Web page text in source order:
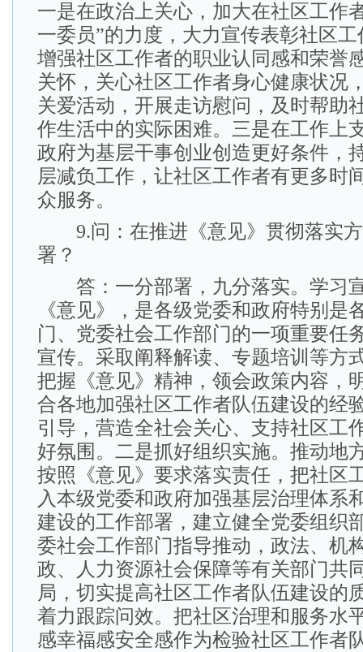
一是在政治上关心，加大在社区工作
一委员”的力度，大力宣传表彰社区
增强社区工作者的职业认同感和荣誉
关怀，关心社区工作者身心健康状况
关爱活动，开展走访慰问，及时帮助
作生活中的实际困难。三是在工作上
政府为基层干事创业创造更好条件，
层减负工作，让社区工作者有更多时
众服务。
9.问：在推进《意见》贯彻落实方
署？
答：一分部署，九分落实。学习
《意见》，是各级党委和政府特别是
门、党委社会工作部门的一项重要任
宣传。采取阐释解读、专题培训等方
把握《意见》精神，领会政策内容，
合各地加强社区工作者队伍建设的经
引导，营造全社会关心、支持社区工
好氛围。二是抓好组织实施。推动地
按照《意见》要求落实责任，把社区
入本级党委和政府加强基层治理体系
建设的工作部署，建立健全党委组织
委社会工作部门指导推动，政法、机
政、人力资源社会保障等有关部门共
局，切实提高社区工作者队伍建设的
着力跟踪问效。把社区治理和服务水
感幸福感安全感作为检验社区工作者